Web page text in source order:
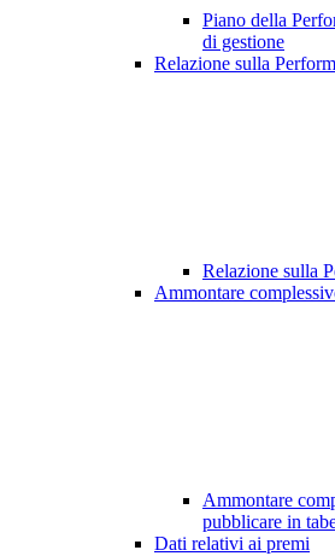
Piano della
di gestione
Relazione sulla
Relazione sulla
Ammontare
Ammontare
pubblicare in
Dati relativi ai premi